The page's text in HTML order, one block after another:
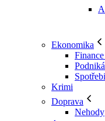
Ekonomika
Krimi
Doprava
Nehody